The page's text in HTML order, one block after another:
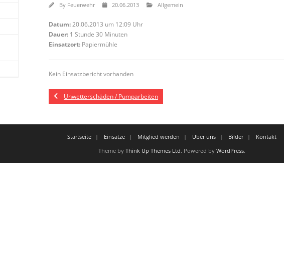
By Feuerwehr 20.06.2013 Allgemein
Datum:20.06.2013 um 12:09 Uhr
Dauer: 1 Stunde 30 Minuten
Einsatzort: Papiermühle
Kein Einsatzbericht vorhanden
Unwetterschäden / Pumparbeiten
Startseite Einsätze Mitglied werden Über uns Bilder
Kontakt
Theme by Think Up Themes Ltd. Powered by WordPress.